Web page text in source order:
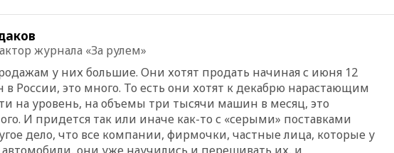
02:30Трамп попросил
отпустить его с круглого стола
в Госдепе, чтобы «вести
войну»
01:35Мигрант погиб при
попытке попасть из Марокко в
журнала «За рулем»
у них большие. Они хотят продать начиная с июня 12
России, это много. То есть они хотят к декабрю нарастающим
на уровень, на объемы три тысячи машин в месяц, это
И придется так или иначе как-то с «серыми» поставками
дело, что все компании, фирмочки, частные лица, которые у
они уже научились и перешивать их, и